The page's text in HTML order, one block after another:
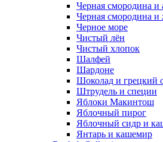
Черная смородина и
Черная смородина и
Черное море
Чистый лён
Чистый хлопок
Шалфей
Шардоне
Шоколад и грецкий
Штрудель и специи
Яблоки Макинтош
Яблочный пирог
Яблочный сидр и
Янтарь и кашемир